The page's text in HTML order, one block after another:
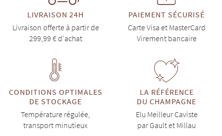
LIVRAISON 24H
Livraison offerte à partir de
299,99 € d'achat
PAIEMENT SÉCURISÉ
Carte Visa et MasterCard
Virement bancaire
CONDITIONS OPTIMALES
DE STOCKAGE
Température régulée,
transport minutieux
LA RÉFÉRENCE
DU CHAMPAGNE
Elu Meilleur Caviste
par Gault et Millau